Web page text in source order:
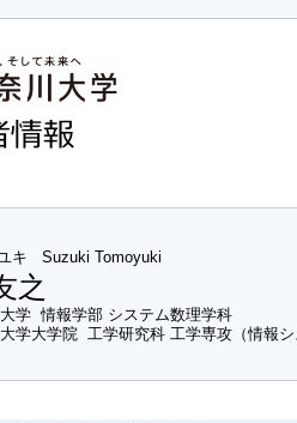
キ Suzuki Tomoyuki
之
学 情報学部 システム数理学科
学大学院 工学研究科 工学専攻（情報